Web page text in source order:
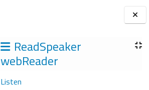
Blocks
ReadSpeaker
webReader
Listen